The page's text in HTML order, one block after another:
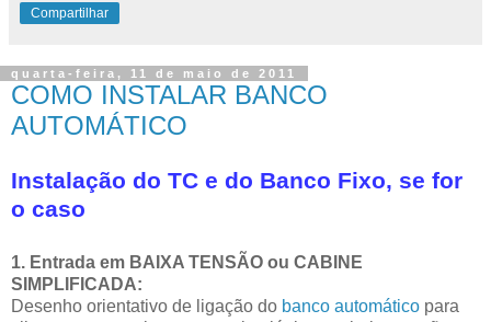
Compartilhar
quarta-feira, 11 de maio de 2011
COMO INSTALAR BANCO
AUTOMÁTICO
Instalação do TC e do Banco Fixo, se for
o caso
1. Entrada em BAIXA TENSÃO ou CABINE
SIMPLIFICADA:
Desenho orientativo de ligação do banco automático para